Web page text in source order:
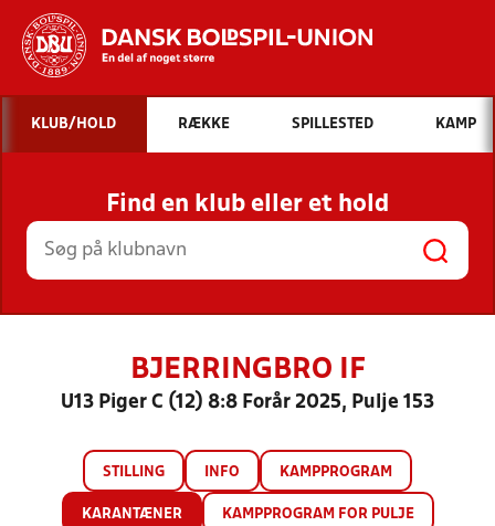
Hvad vil du søge efter?
INDHOLD OG NYHEDER
STILLINGER, RESULTATER, KLUBBER OG
HOLD
KLUB/HOLD RÆKKE SPILLESTED KAMP
Find en klub eller et hold
BJERRINGBRO IF
U13 Piger C (12) 8:8 Forår 2025, Pulje 153
STILLING INFO KAMPPROGRAM
KARANTÆNER KAMPPROGRAM FOR PULJE